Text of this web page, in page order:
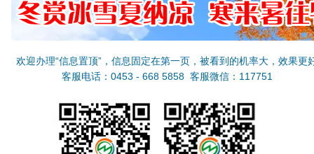
欢迎办理“信息置顶”，信息固定在第一页，被看到的机率大，效果更
客服电话：0453 - 668 5858 客服微信：117751